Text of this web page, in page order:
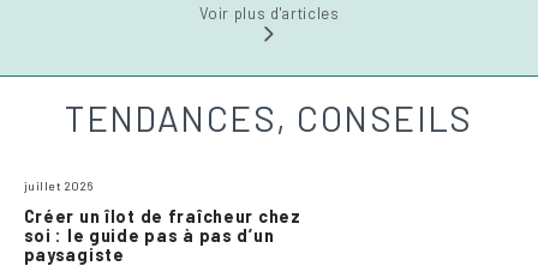
Voir plus d'articles
TENDANCES, CONSEILS
juillet 2026
Créer un îlot de fraîcheur chez
soi : le guide pas à pas d’un
paysagiste